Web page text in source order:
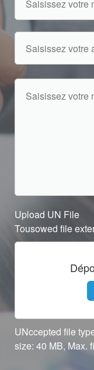
Upload UN File
Tousowed file
UNccepted file
size: 40 MB, Max.